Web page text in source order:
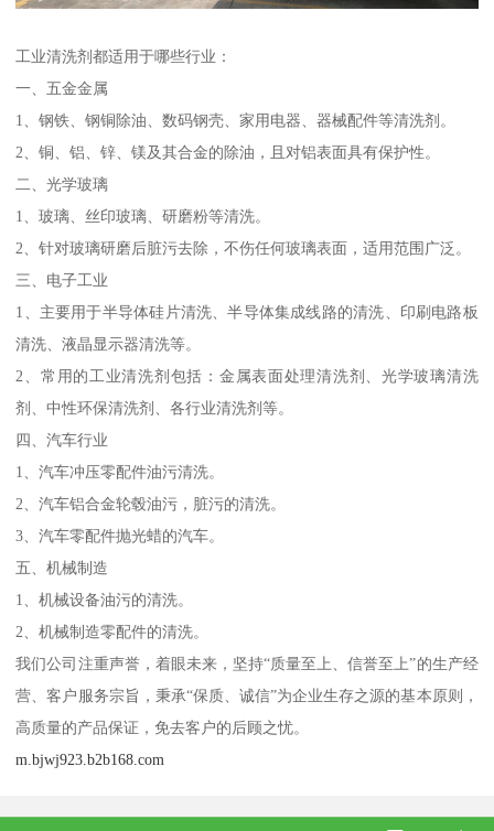
工业清洗剂都适用于哪些行业：
一、五金金属
1、钢铁、钢铜除油、数码钢壳、家用电器、器械配件等清洗剂。
2、铜、铝、锌、镁及其合金的除油，且对铝表面具有保护性。
二、光学玻璃
1、玻璃、丝印玻璃、研磨粉等清洗。
2、针对玻璃研磨后脏污去除，不伤任何玻璃表面，适用范围广泛。
三、电子工业
1、主要用于半导体硅片清洗、半导体集成线路的清洗、印刷电路板
清洗、液晶显示器清洗等。
2、常用的工业清洗剂包括：金属表面处理清洗剂、光学玻璃清洗
剂、中性环保清洗剂、各行业清洗剂等。
四、汽车行业
1、汽车冲压零配件油污清洗。
2、汽车铝合金轮毂油污，脏污的清洗。
3、汽车零配件抛光蜡的汽车。
五、机械制造
1、机械设备油污的清洗。
2、机械制造零配件的清洗。
我们公司注重声誉，着眼未来，坚持“质量至上、信誉至上”的生产经
营、客户服务宗旨，秉承“保质、诚信”为企业生存之源的基本原则，
高质量的产品保证，免去客户的后顾之忧。
m.bjwj923.b2b168.com